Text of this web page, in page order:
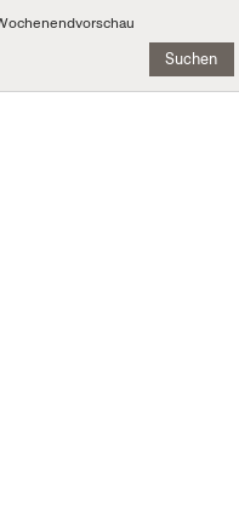
Suchen